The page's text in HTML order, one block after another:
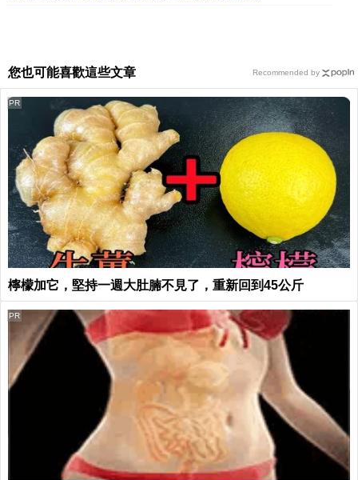
您也可能喜歡這些文章
檸檬加它，堅持一週大肚腩不見了，重新回到45公斤
PR
PR
Recommended by